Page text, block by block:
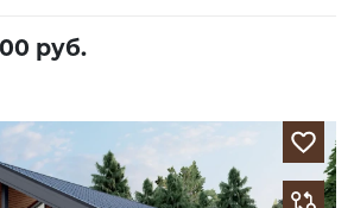
руб.